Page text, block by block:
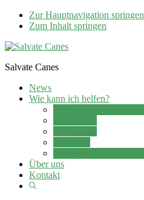
Zur Hauptnavigation springen
Zum Inhalt springen
Salvate Canes
News
Wie kann ich helfen?
Über uns
Kontakt
Show